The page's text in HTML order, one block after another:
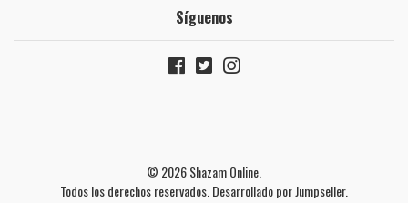
Síguenos
© 2026 Shazam Online.
Todos los derechos reservados. Desarrollado por Jumpseller.